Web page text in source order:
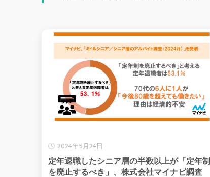
2024年5月24日
定年退職したシニア層の半数以上が「定年制
を廃止するべき」、株式会社マイナビ調査